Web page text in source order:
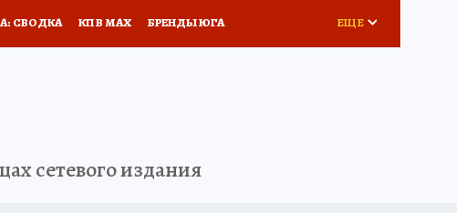
СВОДКА КП В МАХ БРЕНДЫ ЮГА ЕЩЕ
сетевого издания